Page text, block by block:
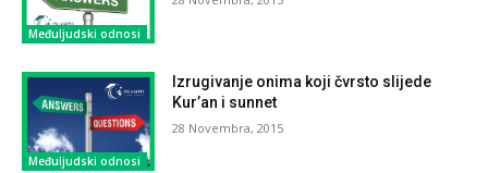
Međuljudski odnosi
Međuljudski odnosi
Izrugivanje onima koji čvrsto slijede
Kur’an i sunnet
28 Novembra, 2015